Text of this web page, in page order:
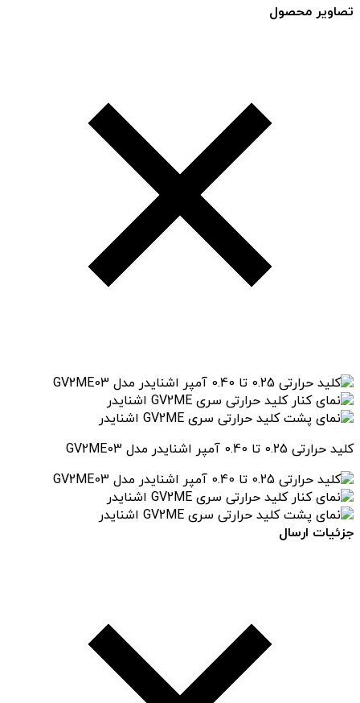
تصاویر محصول
کلید حرارتی 0.25 تا 0.40 آمپر اشنایدر مدل GV2ME03
جزئیات ارسال